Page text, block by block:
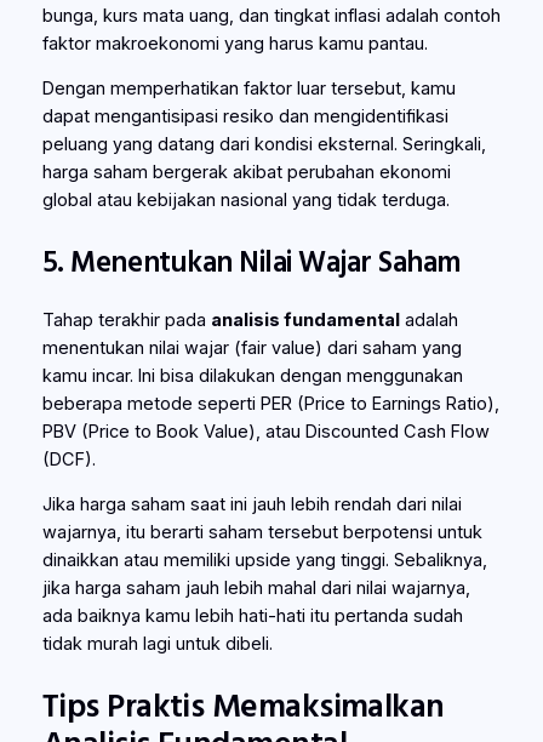
bunga, kurs mata uang, dan tingkat inflasi adalah contoh
faktor makroekonomi yang harus kamu pantau.
Dengan memperhatikan faktor luar tersebut, kamu
dapat mengantisipasi resiko dan mengidentifikasi
peluang yang datang dari kondisi eksternal. Seringkali,
harga saham bergerak akibat perubahan ekonomi
global atau kebijakan nasional yang tidak terduga.
5. Menentukan Nilai Wajar Saham
Tahap terakhir pada analisis fundamentaladalah
menentukan nilai wajar (fair value) dari saham yang
kamu incar. Ini bisa dilakukan dengan menggunakan
beberapa metode seperti PER (Price to Earnings Ratio),
PBV (Price to Book Value), atau Discounted Cash Flow
(DCF).
Jika harga saham saat ini jauh lebih rendah dari nilai
wajarnya, itu berarti saham tersebut berpotensi untuk
dinaikkan atau memiliki upside yang tinggi. Sebaliknya,
jika harga saham jauh lebih mahal dari nilai wajarnya,
ada baiknya kamu lebih hati-hati itu pertanda sudah
tidak murah lagi untuk dibeli.
Tips Praktis Memaksimalkan